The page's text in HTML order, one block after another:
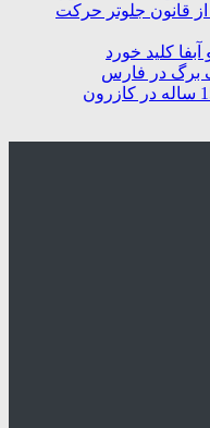
از قانون جلوتر حرکت
کلید خورد
برگ در فارس